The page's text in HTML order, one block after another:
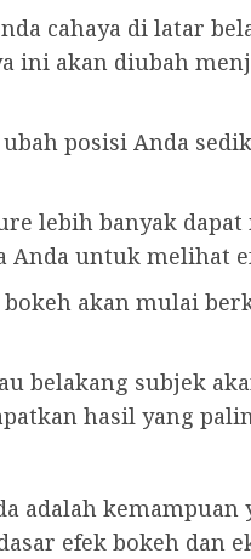
cahaya di latar
ini akan diubah
ubah posisi Anda
lebih banyak
untuk melihat
akan mulai
belakang subjek
hasil yang
adalah
efek bokeh dan